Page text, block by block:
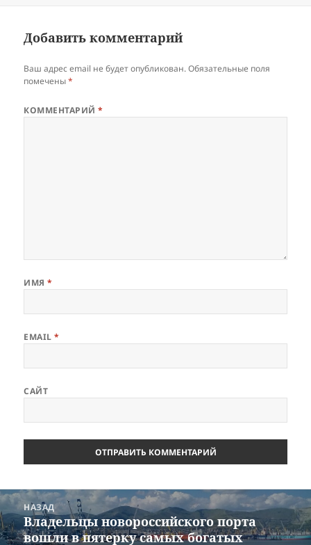
Добавить комментарий
Ваш адрес email не будет опубликован. Обязательные поля
помечены*
КОММЕНТАРИЙ*
ИМЯ*
EMAIL*
САЙТ
Навигация
по
записям
НАЗАД
Предыдущая
запись:
Владельцы новороссийского порта
вошли в пятерку самых богатых